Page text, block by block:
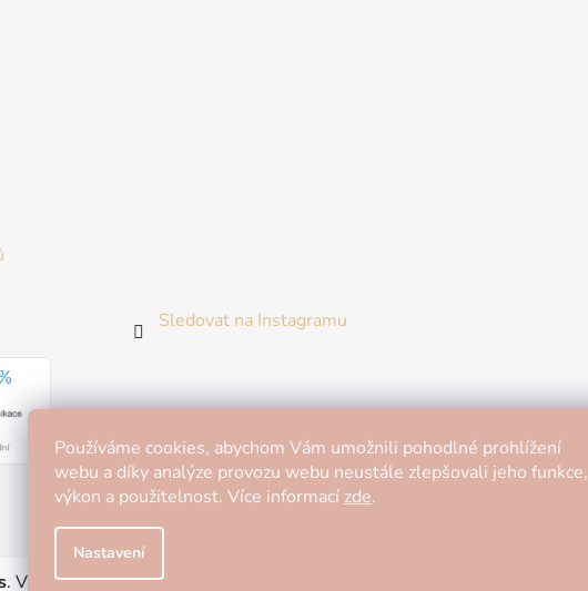
Používáme cookies, abychom Vám umožnili pohodlné prohlížení
webu a díky analýze provozu webu neustále zlepšovali jeho funkce,
výkon a použitelnost. Více informací zde.
Nastavení
Sledovat na Instagramu
. Všechna práva vyhrazena.